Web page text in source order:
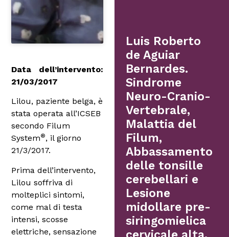
Data dell’intervento:
21/03/2017
Lilou, paziente belga, è
stata operata all’ICSEB
secondo Filum
System®, il giorno
21/3/2017.
Prima dell’intervento,
Lilou soffriva di
molteplici sintomi,
come mal di testa
intensi, scosse
elettriche, sensazione
Luis Roberto
de Aguiar
Bernardes.
Sindrome
Neuro-Cranio-
Vertebrale,
Malattia del
Filum,
Abbassamento
delle tonsille
cerebellari e
Lesione
midollare pre-
siringomielica